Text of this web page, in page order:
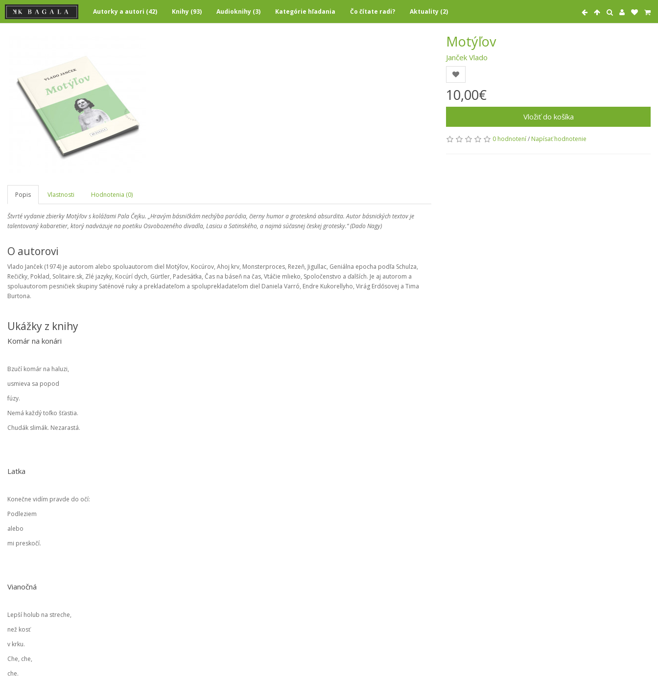
Autorky a autori (42) Knihy (93) Audioknihy (3) Kategórie hľadania Čo čítate radi? Aktuality (2)
Popis Vlastnosti Hodnotenia (0)
Štvrté vydanie zbierky Motýľov s kolážami Pala Čejku. „Hravým básničkám nechýba paródia, čierny humor a groteskná absurdita. Autor básnických textov je
talentovaný kabaretier, ktorý nadväzuje na poetiku Osvobozeného divadla, Lasicu a Satinského, a najmä súčasnej českej grotesky.“ (Dado Nagy)
O autorovi
Vlado Janček (1974) je autorom alebo spoluautorom diel Motýľov, Kocúrov, Ahoj krv, Monsterproces, Rezeň, Jigullac, Geniálna epocha podľa Schulza,
Rečičky, Poklad, Solitaire.sk, Zlé jazyky, Kocúrí dych, Gürtler, Padesátka, Čas na báseň na čas, Vtáčie mlieko, Spoločenstvo a ďalších. Je aj autorom a
spoluautorom pesničiek skupiny Saténové ruky a prekladateľom a spoluprekladateľom diel Daniela Varró, Endre Kukorellyho, Virág Erdősovej a Tima
Burtona.
Ukážky z knihy
Komár na konári
Bzučí komár na haluzi,
usmieva sa popod
fúzy.
Nemá každý toľko šťastia.
Chudák slimák. Nezarastá.
Latka
Konečne vidím pravde do očí:
Podleziem
alebo
mi preskočí.
Vianočná
Lepší holub na streche,
než kosť
v krku.
Che, che,
che.
Motýľov
Janček Vlado
10,00€
Vložiť do košíka
0 hodnotení/ Napísať hodnotenie